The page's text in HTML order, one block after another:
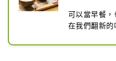
可以當早餐，
在我們翻新
融入發酵工
美味家常菜